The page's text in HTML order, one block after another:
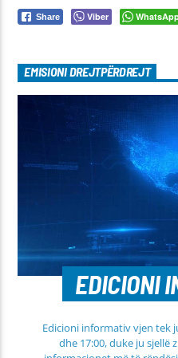
Share Viber
EMISIONI DREJTPËRDREJT
EDICIONI
Edicioni informativ vjen tek
dhe 17:00, duke ju